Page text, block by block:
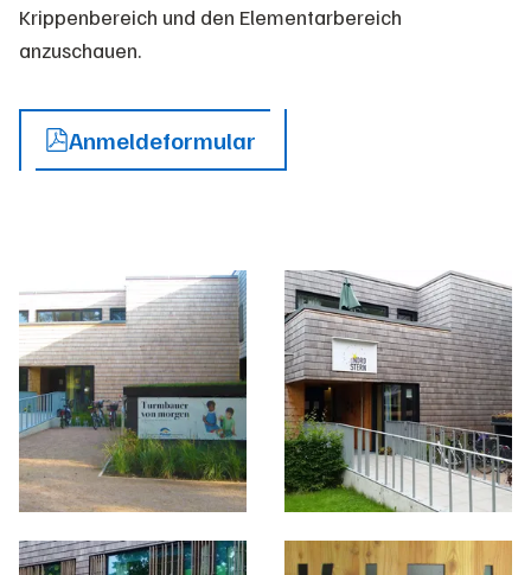
Krippenbereich und den Elementarbereich
anzuschauen.
Anmeldeformular